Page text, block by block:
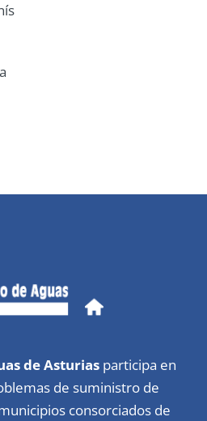
de Asturias participa en
de suministro de
consorciados de